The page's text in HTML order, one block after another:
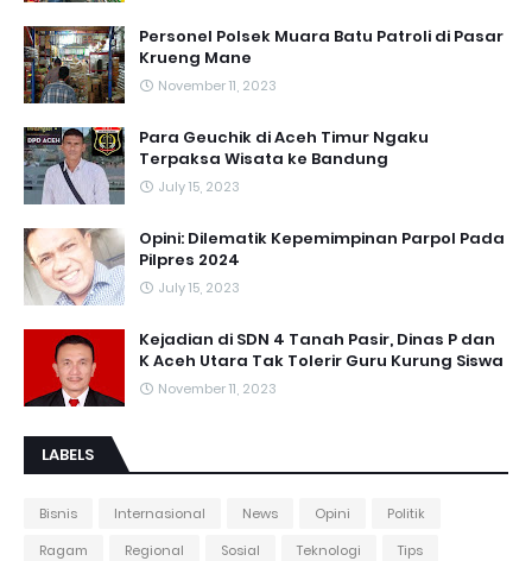
Personel Polsek Muara Batu Patroli di Pasar
Krueng Mane
November 11, 2023
Para Geuchik di Aceh Timur Ngaku
Terpaksa Wisata ke Bandung
July 15, 2023
Opini: Dilematik Kepemimpinan Parpol Pada
Pilpres 2024
July 15, 2023
Kejadian di SDN 4 Tanah Pasir, Dinas P dan
K Aceh Utara Tak Tolerir Guru Kurung Siswa
November 11, 2023
LABELS
Bisnis Internasional News Opini
Politik
Ragam
Regional Sosial Teknologi
Tips